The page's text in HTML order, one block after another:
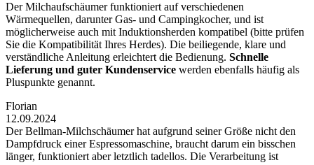
Der Milchaufschäumer funktioniert auf verschiedenen
Wärmequellen, darunter Gas- und Campingkocher, und ist
möglicherweise auch mit Induktionsherden kompatibel (bitte prüfen
Sie die Kompatibilität Ihres Herdes). Die beiliegende, klare und
verständliche Anleitung erleichtert die Bedienung. Schnelle
Lieferung und guter Kundenservice werden ebenfalls häufig als
Pluspunkte genannt.
Florian
12.09.2024
Der Bellman-Milchschäumer hat aufgrund seiner Größe nicht den
Dampfdruck einer Espressomaschine, braucht darum ein bisschen
länger, funktioniert aber letztlich tadellos. Die Verarbeitung ist